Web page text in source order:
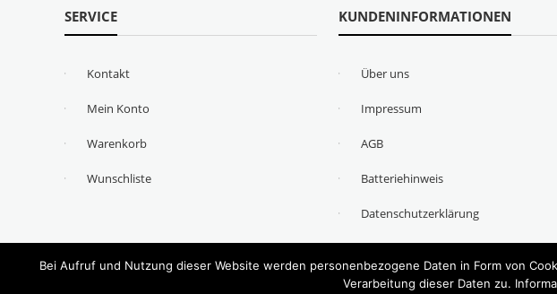
SERVICE
Kontakt
Mein Konto
Warenkorb
Wunschliste
KUNDENINFORMATIONEN
Über uns
Impressum
AGB
Batteriehinweis
Datenschutzerklärung
Bei Aufruf und Nutzung dieser Website werden personenbezogene Daten in Form von
Verarbeitung dieser Daten zu.